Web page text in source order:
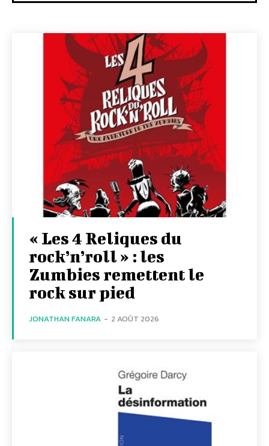
« Les 4 Reliques du
rock’n’roll » : les
Zumbies remettent le
rock sur pied
JONATHAN FANARA - 2 AOÛT 2026